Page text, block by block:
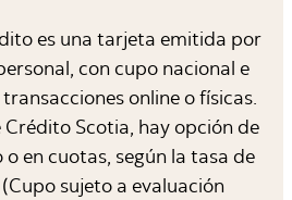
es una tarjeta emitida por
con cupo nacional e
online o físicas.
Crédito Scotia, hay opción de
o en cuotas, según la tasa de
sujeto a evaluación